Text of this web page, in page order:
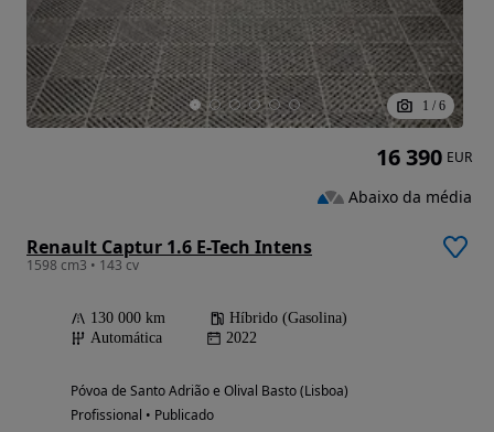
1 / 6
Renault Captur 1.6 E-Tech Intens
1598 cm3 • 143 cv
130 000 km
Híbrido (Gasolina)
Automática
2022
Póvoa de Santo Adrião e Olival Basto (Lisboa)
Profissional • Publicado
16 390 EUR
Abaixo da média